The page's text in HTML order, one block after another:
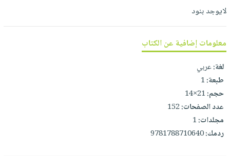
المطبخ
كتب
اكسسوارات
ملابس
مطرزات
حقائب
حلي
عناية
كل
صندوق
القراءة
iKitab
بلا
حدود
بحث
متقدم
نيل
وفرات
عن
الشركة
سياسة
حسابك
لائحة
لايوجد بنود
معلومات إضافية عن الكتاب
لغة:عربي
طبعة:1
حجم:21×14
عدد الصفحات:152
مجلدات:1
ردمك:9781788710640